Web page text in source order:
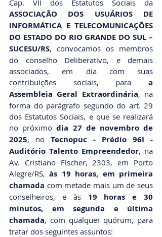
ASSOCIAÇÃO DOS USUÁRIOS DE
INFORMÁTICA E TELECOMUNICAÇÕES
DO ESTADO DO RIO GRANDE DO SUL –
SUCESU/RS, convocamos os membros
do conselho Deliberativo, e demais
associados, em dia com suas
contribuições sociais, para a
Assembleia Geral Extraordinária, na
forma do parágrafo segundo do art. 29
dos Estatutos Sociais, e que se realizará
no próximo dia 27 de novembro de
2025, no Tecnopuc - Prédio 96I -
Auditório Talento Empreendedor, na
Av. Cristiano Fischer, 2303, em Porto
Alegre/RS, às 19 horas, em primeira
chamada com metade mais um de seus
conselheiros, e às 19 horas e 30
minutos, em segunda e última
chamada, com qualquer quórum, para
tratar dos seguintes assuntos: